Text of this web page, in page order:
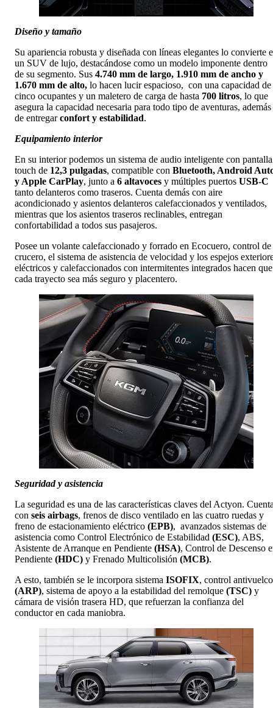
Diseño y tamaño
Su apariencia robusta y diseñada con líneas elegantes lo convierte
un SUV de lujo, destacándose como un modelo imponente dentro
de su segmento. Sus 4.740 mm de largo, 1.910 mm de ancho y
1.670 mm de alto, lo hacen lucir espacioso, con una capacidad de
cinco ocupantes y un maletero de carga de hasta 700 litros, lo que
asegura la capacidad necesaria para todo tipo de aventuras, además
de entregarconfort y estabilidad.
Equipamiento interior
En su interior podemos un sistema de audio inteligente con pantalla
touch de 12,3 pulgadas, compatible con Bluetooth, Android
y Apple CarPlay, junto a 6 altavoces y múltiples puertos USB-C
tanto delanteros como traseros. Cuenta demás con aire
acondicionado y asientos delanteros calefaccionados y ventilados,
mientras que los asientos traseros reclinables, entregan
confortabilidad a todos sus pasajeros.
Posee un volante calefaccionado y forrado en Ecocuero, control de
crucero, el sistema de asistencia de velocidad y los espejos
eléctricos y calefaccionados con intermitentes integrados hacen que
cada trayecto sea más seguro y placentero.
Seguridad y asistencia
La seguridad es una de las características claves del Actyon.
con seis airbags, frenos de disco ventilado en las cuatro ruedas y
freno de estacionamiento eléctrico (EPB), avanzados sistemas de
asistencia como Control Electrónico de Estabilidad (ESC), ABS,
Asistente de Arranque en Pendiente (HSA), Control de Descenso
Pendiente (HDC) y Frenado Multicolisión (MCB).
A esto, también se le incorpora sistema ISOFIX, control antivuelco
(ARP), sistema de apoyo a la estabilidad del remolque (TSC) y
cámara de visión trasera HD, que refuerzan la confianza del
conductor en cada maniobra.